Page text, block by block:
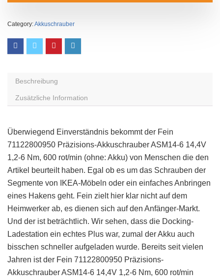
Category:Akkuschrauber
Beschreibung
Zusätzliche Information
Überwiegend Einverständnis bekommt der Fein
71122800950 Präzisions-Akkuschrauber ASM14-6 14,4V
1,2-6 Nm, 600 rot/min (ohne: Akku) von Menschen die den
Artikel beurteilt haben. Egal ob es um das Schrauben der
Segmente von IKEA-Möbeln oder ein einfaches Anbringen
eines Hakens geht. Fein zielt hier klar nicht auf dem
Heimwerker ab, es dienen sich auf den Anfänger-Markt.
Und der ist beträchtlich. Wir sehen, dass die Docking-
Ladestation ein echtes Plus war, zumal der Akku auch
bisschen schneller aufgeladen wurde. Bereits seit vielen
Jahren ist der Fein 71122800950 Präzisions-
Akkuschrauber ASM14-6 14,4V 1,2-6 Nm, 600 rot/min